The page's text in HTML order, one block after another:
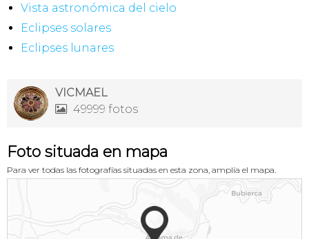
Vista astronómica del cielo
Eclipses solares
Eclipses lunares
VICMAEL
 49999 fotos
Foto situada en mapa
Para ver todas las fotografías situadas en esta zona, amplía el mapa.